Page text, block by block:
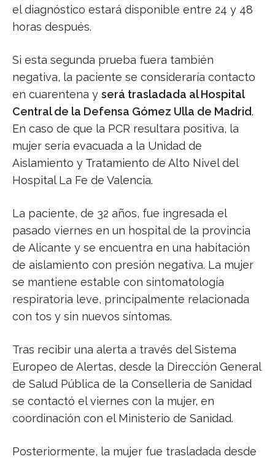
el diagnóstico estará disponible entre 24 y 48
horas después.
Si esta segunda prueba fuera también
negativa, la paciente se consideraría contacto
en cuarentena y será trasladada al Hospital
Central de la Defensa Gómez Ulla de Madrid.
En caso de que la PCR resultara positiva, la
mujer sería evacuada a la Unidad de
Aislamiento y Tratamiento de Alto Nivel del
Hospital La Fe de Valencia.
La paciente, de 32 años, fue ingresada el
pasado viernes en un hospital de la provincia
de Alicante y se encuentra en una habitación
de aislamiento con presión negativa. La mujer
se mantiene estable con sintomatología
respiratoria leve, principalmente relacionada
con tos y sin nuevos síntomas.
Tras recibir una alerta a través del Sistema
Europeo de Alertas, desde la Dirección General
de Salud Pública de la Conselleria de Sanidad
se contactó el viernes con la mujer, en
coordinación con el Ministerio de Sanidad.
Posteriormente, la mujer fue trasladada desde